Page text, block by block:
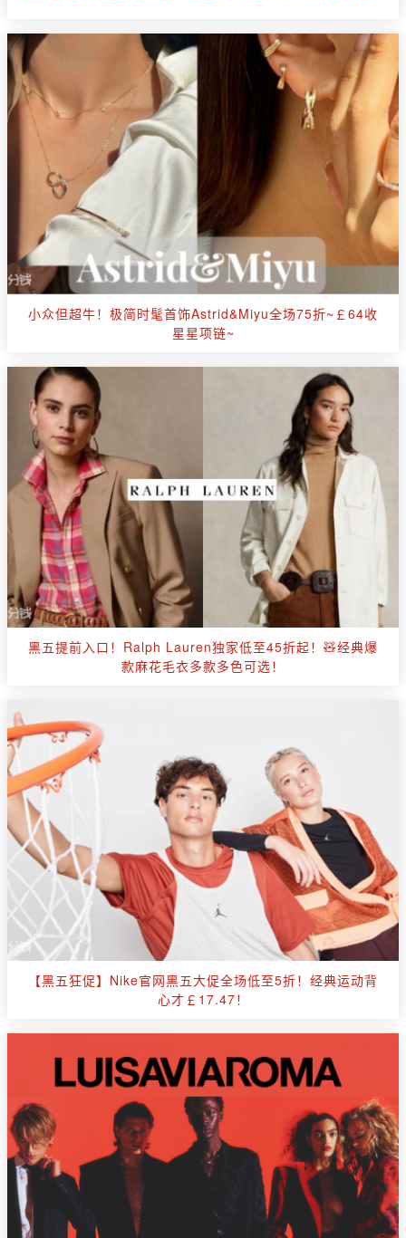
小众但超牛！极简时髦首饰Astrid&Miyu全场75折~￡64收
星星项链~
黑五提前入口！Ralph Lauren独家低至45折起！🧸经典爆
款麻花毛衣多款多色可选！
【黑五狂促】Nike官网黑五大促全场低至5折！经典运动背
心才￡17.47！